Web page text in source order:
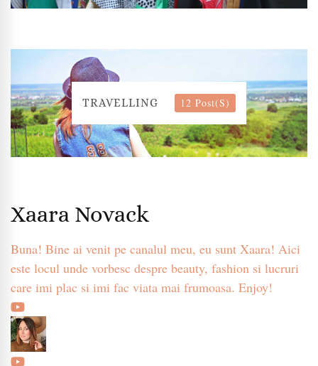
TRAVELLING 12 Post(s)
Xaara Novack
Buna! Bine ai venit pe canalul meu, eu sunt Xaara! Aici
este locul unde vorbesc despre beauty, fashion si lucruri
care imi plac si imi fac viata mai frumoasa. Enjoy!